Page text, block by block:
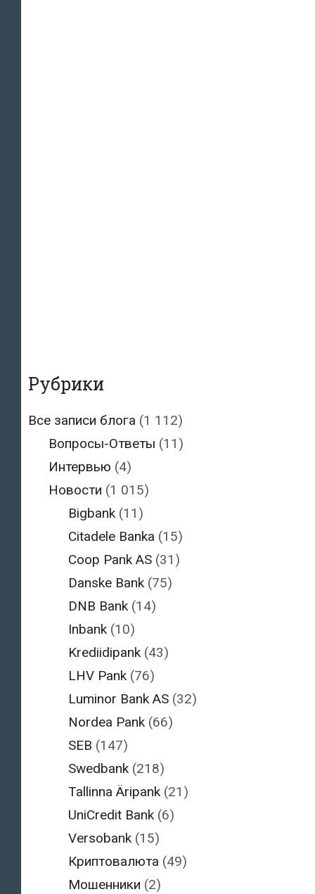
Рубрики
Все записи блога (1 112)
Вопросы-Ответы (11)
Интервью (4)
Новости (1 015)
Bigbank (11)
Citadele Banka (15)
Coop Pank AS (31)
Danske Bank (75)
DNB Bank (14)
Inbank (10)
Krediidipank (43)
LHV Pank (76)
Luminor Bank AS (32)
Nordea Pank (66)
SEB (147)
Swedbank (218)
Tallinna Äripank (21)
UniCredit Bank (6)
Versobank (15)
Криптовалюта (49)
Мошенники (2)